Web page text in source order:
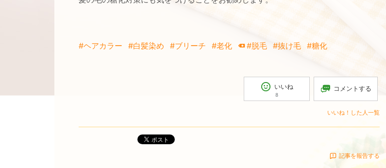
#ヘアカラー #白髪染め #ブリーチ #老化 #脱毛 #抜け毛 #糖化
いいね
8
コメントする
いいね！した人一覧
ポスト
記事を報告する